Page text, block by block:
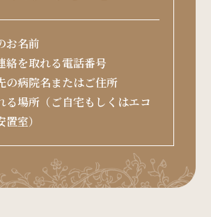
録情報の閲覧や変更，削除，ご
を行っていただくため ・有料サ
，ユーザーに利用料金を請求す
の利用目的に付随する目的
的が変更前と関連性を有すると
れる場合に限り，個人情報の利
るものとします。 利用目的の変
お名前
絡を取れる電話番号
の病院名またはご住所
る場所（ご自宅もしくはエコ
室）